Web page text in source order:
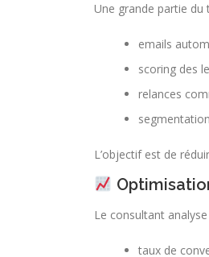
Une grande partie du
emails
scoring des
relances
L’objectif est de
Le consultant
taux de